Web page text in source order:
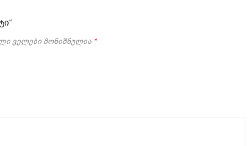
ველები მონიშნულია *